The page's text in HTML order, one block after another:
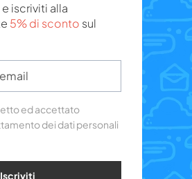
iscriviti alla
5% di sconto sul
ed accettato
dei dati personali
Iscriviti